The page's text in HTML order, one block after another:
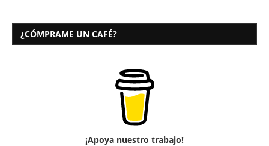
¿CÓMPRAME UN CAFÉ?
¡Apoya nuestro trabajo!